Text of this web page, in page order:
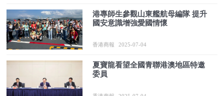
港專師生參觀山東艦航母編隊 提升
國安意識增強愛國情懷
香港商報 2025-07-04
夏寶龍看望全國青聯港澳地區特邀
委員